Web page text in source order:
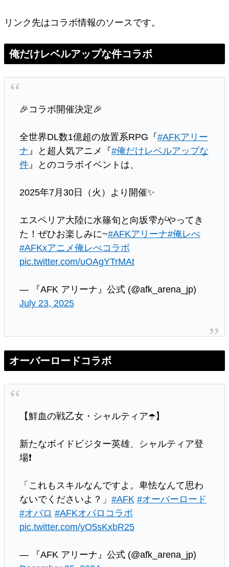
リンク先はコラボ情報のソースです。
俺だけレベルアップな件コラボ
🎉コラボ開催決定🎉
全世界DL数1億超の放置系RPG『#AFKアリー
ナ』と超人気アニメ『#俺だけレベルアップな
件』とのコラボイベントは、
2025年7月30日（火）より開催✨
エスペリア大陸に水篠旬と向坂雫がやってき
た！ぜひお楽しみに~#AFKアリーナ#俺レべ
#AFKxアニメ俺レべコラボ
pic.twitter.com/uOAgYTrMAt
— 『AFK アリーナ』公式 (@afk_arena_jp)
July 23, 2025
オーバーロードコラボ
【鮮血の戦乙女・シャルティア☂️】
新たなボイドビジター英雄、シャルティア登
場❗
「これもスキルなんですよ。卑怯なんて思わ
ないでくださいよ？」 #AFK #オーバーロード
#オバロ #AFKオバロコラボ
pic.twitter.com/yO5sKxbR25
— 『AFK アリーナ』公式 (@afk_arena_jp)